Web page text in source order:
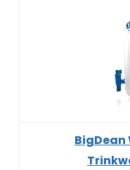
BigDean